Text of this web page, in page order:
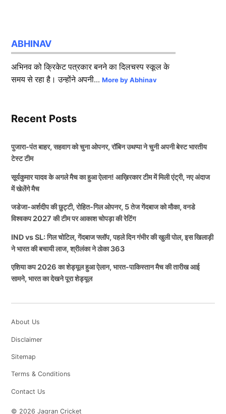
ABHINAV
अभिनव को क्रिकेट पत्रकार बनने का दिलचस्प स्कूल के
समय से रहा है। उन्होंने अपनी...More by Abhinav
Recent Posts
पुजारा-पंत बाहर, सहवाग को चुना ओपनर, रॉबिन उथप्पा ने चुनी अपनी बेस्ट भारतीय
टेस्ट टीम
सूर्यकुमार यादव के अगले मैच का हुआ ऐलान! आख़िरकार टीम में मिली एंट्री, नए अंदाज
में खेलेंगे मैच
जडेजा-अर्शदीप की छुट्टी, रोहित-गिल ओपनर, 5 तेज गेंदबाज को मौका, वनडे
विश्वकप 2027 की टीम पर आकाश चोपड़ा की रेटिंग
IND vs SL: गिल चोटिल, गेंदबाज फ्लॉप, पहले दिन गंभीर की खुली पोल, इस खिलाड़ी
ने भारत की बचायी लाज, श्रीलंका ने ठोका 363
एशिया कप 2026 का शेड्यूल हुआ ऐलान, भारत-पाकिस्तान मैच की तारीख आई
सामने, भारत का देखने पूरा शेड्यूल
About Us
Disclaimer
Sitemap
Terms & Conditions
Contact Us
© 2026 Jagran Cricket